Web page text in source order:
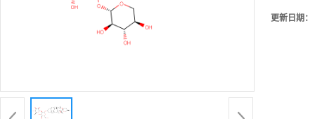
更新日期：